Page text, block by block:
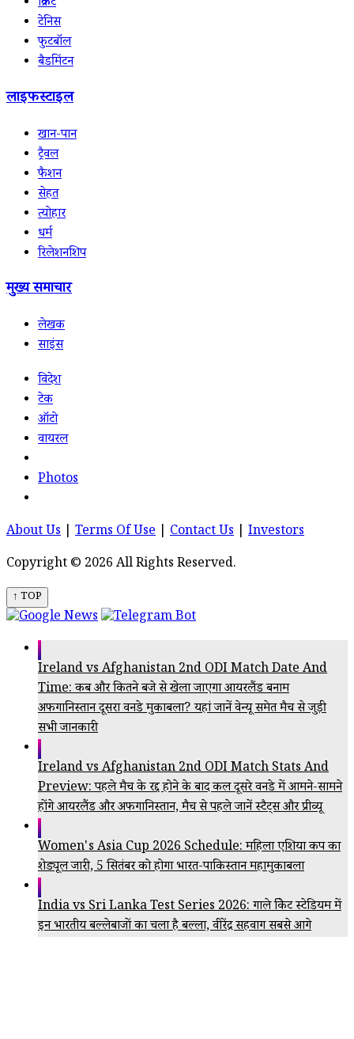
टेनिस
फुटबॉल
बैडमिंटन
लाइफस्टाइल
खान-पान
ट्रैवल
फैशन
सेहत
त्योहार
धर्म
रिलेशनशिप
मुख्य समाचार
लेखक
साइंस
विदेश
टेक
ऑटो
वायरल
Photos
About Us Terms Of Use Contact Us
Investors
Copyright © 2026 All Rights Reserved.
↑ TOP
Ireland vs Afghanistan 2nd ODI Match Date And
Time: कब और कितने बजे से खेला जाएगा आयरलैंड बनाम
अफगानिस्तान दूसरा वनडे मुकाबला? यहां जानें वेन्यू समेत मैच से जुड़ी
सभी जानकारी
Ireland vs Afghanistan 2nd ODI Match Stats And
Preview: पहले मैच के रद्द होने के बाद कल दूसरे वनडे में आमने-सामने
होंगे आयरलैंड और अफगानिस्तान, मैच से पहले जानें स्टैट्स और प्रीव्यू
Women's Asia Cup 2026 Schedule: महिला एशिया कप का
शेड्यूल जारी, 5 सितंबर को होगा भारत-पाकिस्तान महामुकाबला
India vs Sri Lanka Test Series 2026: गाले क्रिकेट स्टेडियम में
इन भारतीय बल्लेबाजों का चला है बल्ला, वीरेंद्र सहवाग सबसे आगे